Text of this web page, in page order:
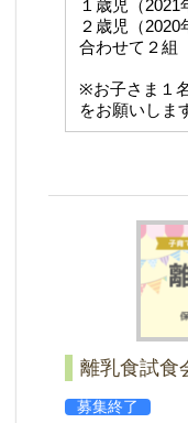
１歳児（2021
２歳児（2020
合わせて２組
※お子さま１
をお願いしま
離乳食試食
募集終了